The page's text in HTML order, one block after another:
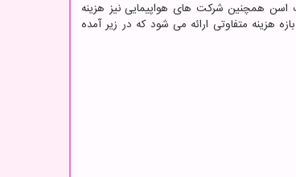
اسن همچنین شرکت های هواپیمایی نیز هزینه
هزینه متفاوتی ارائه می شود که در زیر آمده